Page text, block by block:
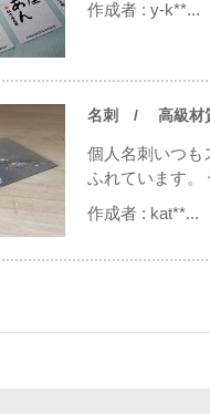
作成者 : y-k**...
名刺 / 高級材質
個人名刺いつも
ふれています。
作成者 : kat**...